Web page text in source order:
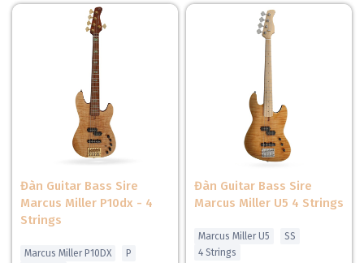
Đàn Guitar Bass Sire
Marcus Miller P10dx - 4
Strings
Marcus Miller P10DX
P
Đàn Guitar Bass Sire
Marcus Miller U5 4 Strings
Marcus Miller U5
SS
4 Strings